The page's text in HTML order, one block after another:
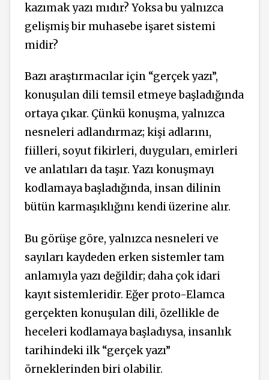
kazımak yazı mıdır? Yoksa bu yalnızca
gelişmiş bir muhasebe işaret sistemi
midir?
Bazı araştırmacılar için “gerçek yazı”,
konuşulan dili temsil etmeye başladığında
ortaya çıkar. Çünkü konuşma, yalnızca
nesneleri adlandırmaz; kişi adlarını,
fiilleri, soyut fikirleri, duyguları, emirleri
ve anlatıları da taşır. Yazı konuşmayı
kodlamaya başladığında, insan dilinin
bütün karmaşıklığını kendi üzerine alır.
Bu görüşe göre, yalnızca nesneleri ve
sayıları kaydeden erken sistemler tam
anlamıyla yazı değildir; daha çok idari
kayıt sistemleridir. Eğer proto-Elamca
gerçekten konuşulan dili, özellikle de
heceleri kodlamaya başladıysa, insanlık
tarihindeki ilk “gerçek yazı”
örneklerinden biri olabilir.